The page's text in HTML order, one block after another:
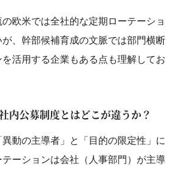
の欧米では全社的な定期ローテーショ
、幹部候補育成の文脈では部門横断
活用する企業もある点も理解してお
内公募制度とはどこが違うか？
動の主導者」と「目的の限定性」に
ーションは会社（人事部門）が主導